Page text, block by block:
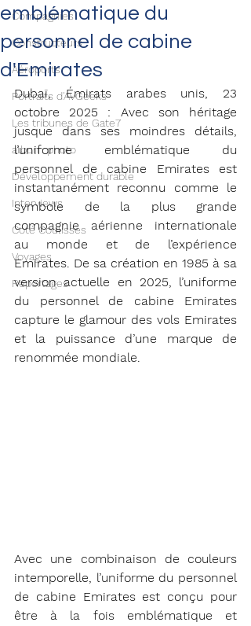
Compagnies
Constructeurs
Aéroports
Portraits d'AvGeeks
Les tribunes de Gate7
album photo
Développement durable
Interviews
Coté Coulisses
Voyages
Reportages
emblématique du
personnel de cabine
d'Emirates
Dubaï, Émirats arabes unis, 23
octobre 2025 : Avec son héritage
jusque dans ses moindres détails,
l’uniforme emblématique du
personnel de cabine Emirates est
instantanément reconnu comme le
symbole de la plus grande
compagnie aérienne internationale
au monde et de l’expérience
Emirates. De sa création en 1985 à sa
version actuelle en 2025, l’uniforme
du personnel de cabine Emirates
capture le glamour des vols Emirates
et la puissance d’une marque de
renommée mondiale.
Avec une combinaison de couleurs
intemporelle, l’uniforme du personnel
de cabine Emirates est conçu pour
être à la fois emblématique et